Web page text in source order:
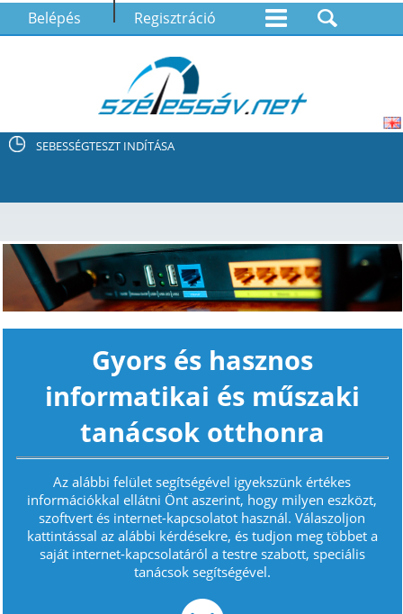
Belépés Regisztráció
SEBESSÉGTESZT INDÍTÁSA
Gyors és hasznos
informatikai és műszaki
tanácsok otthonra
Az alábbi felület segítségével igyekszünk értékes
információkkal ellátni Önt aszerint, hogy milyen eszközt,
szoftvert és internet-kapcsolatot használ. Válaszoljon
kattintással az alábbi kérdésekre, és tudjon meg többet a
saját internet-kapcsolatáról a testre szabott, speciális
tanácsok segítségével.